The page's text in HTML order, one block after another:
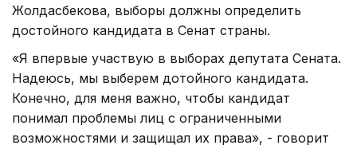
Жолдасбекова, выборы должны определить
достойного кандидата в Сенат страны.
«Я впервые участвую в выборах депутата Сената.
Надеюсь, мы выберем дотойного кандидата.
Конечно, для меня важно, чтобы кандидат
понимал проблемы лиц с ограниченными
возможностями и защищал их права», - говорит